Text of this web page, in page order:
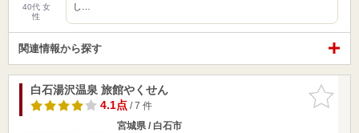
40代 女
性
し…
関連情報から探す
お気に入
りに追加
白石湯沢温泉 旅館やくせん
4.1点/ 7 件
宮城県 / 白石市